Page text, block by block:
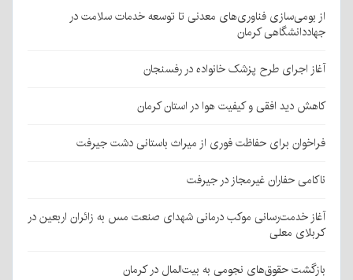
از بومی‌سازی فناوری‌های معدنی تا توسعه خدمات سلامت در
جهاددانشگاهی کرمان
آغاز اجرای طرح پزشک خانواده در رفسنجان
کاهش دید افقی و کیفیت هوا در استان کرمان
فراخوان برای حفاظت فوری از میراث باستانی دشت جیرفت
ناکامی حفاران غیرمجاز در جیرفت
آغاز خدمت‌رسانی موکب درمانی شهدای صنعت مس به زائران اربعین در
کربلای معلی
بازگشت حقوق‌های نجومی به بیت‌المال در کرمان